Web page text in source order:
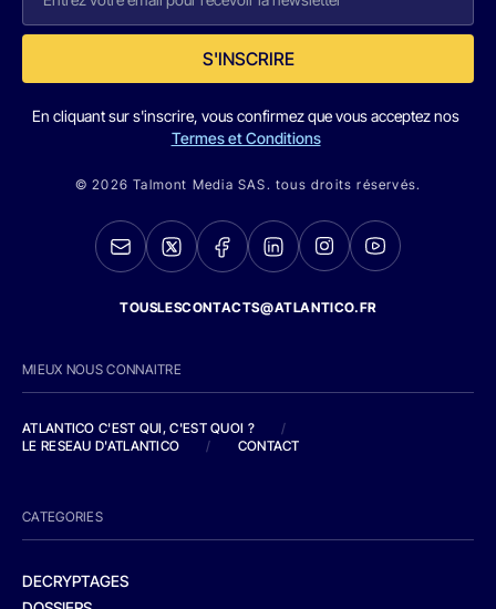
S'INSCRIRE
En cliquant sur s'inscrire, vous confirmez que vous acceptez nos
Termes et Conditions
© 2026 Talmont Media SAS. tous droits réservés.
TOUSLESCONTACTS@ATLANTICO.FR
MIEUX NOUS CONNAITRE
ATLANTICO C'EST QUI, C'EST QUOI ?
/
LE RESEAU D'ATLANTICO
/ CONTACT
CATEGORIES
DECRYPTAGES